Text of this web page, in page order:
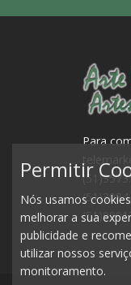
Para
Permitir
Nós usamos
melhorar a sua
publicidade e
utilizar nossos
monitoramento.